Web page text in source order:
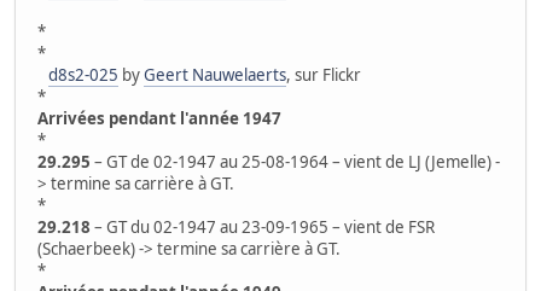
*
*
d8s2-025 byGeert Nauwelaerts, sur Flickr
*
Arrivées pendant l'année 1947
*
29.295 – GT de 02-1947 au 25-08-1964 – vient de LJ (Jemelle) -
> termine sa carrière à GT.
*
29.218 – GT du 02-1947 au 23-09-1965 – vient de FSR
(Schaerbeek) -> termine sa carrière à GT.
*